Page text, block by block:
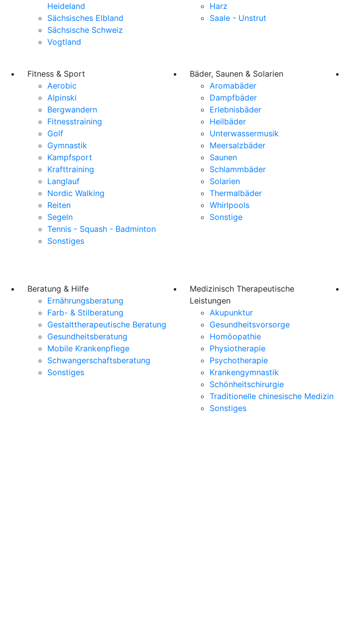
Heideland
Sächsisches Elbland
Sächsische Schweiz
Vogtland
Harz
Saale - Unstrut
Fitness & Sport
Aerobic
Alpinski
Bergwandern
Fitnesstraining
Golf
Gymnastik
Kampfsport
Krafttraining
Langlauf
Nordic Walking
Reiten
Segeln
Tennis - Squash - Badminton
Sonstiges
Bäder, Saunen & Solarien
Aromabäder
Dampfbäder
Erlebnisbäder
Heilbäder
Unterwassermusik
Meersalzbäder
Saunen
Schlammbäder
Solarien
Thermalbäder
Whirlpools
Sonstige
Beratung & Hilfe
Ernährungsberatung
Farb- & Stilberatung
Gestalttherapeutische Beratung
Gesundheitsberatung
Mobile Krankenpflege
Schwangerschaftsberatung
Sonstiges
Medizinisch Therapeutische
Leistungen
Akupunktur
Gesundheitsvorsorge
Homöopathie
Physiotherapie
Psychotherapie
Krankengymnastik
Schönheitschirurgie
Traditionelle chinesische Medizin
Sonstiges